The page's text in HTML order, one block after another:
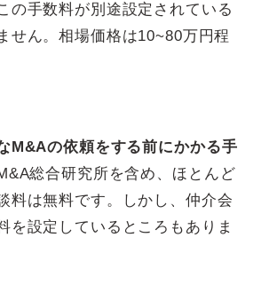
の手数料が別途設定されている
せん。相場価格は10~80万円程
M&Aの依頼をする前にかかる手
総合研究所を含め、ほとんど
料は無料です。しかし、仲介会
を設定しているところもありま